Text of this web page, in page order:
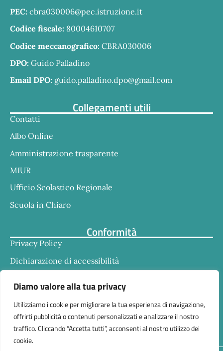
Diamo valore alla tua privacy
Utilizziamo i cookie per migliorare la tua esperienza di navigazione,
offrirti pubblicità o contenuti personalizzati e analizzare il nostro
traffico. Cliccando “Accetta tutti”, acconsenti al nostro utilizzo dei
cookie.
PEC: cbra030006@pec.istruzione.it
Codice fiscale: 80004610707
Codice meccanografico: CBRA030006
DPO: Guido Palladino
Email DPO: guido.palladino.dpo@gmail.com
Collegamenti utili
Contatti
Albo Online
Amministrazione trasparente
MIUR
Ufficio Scolastico Regionale
Scuola in Chiaro
Conformità
Privacy Policy
Dichiarazione di accessibilità